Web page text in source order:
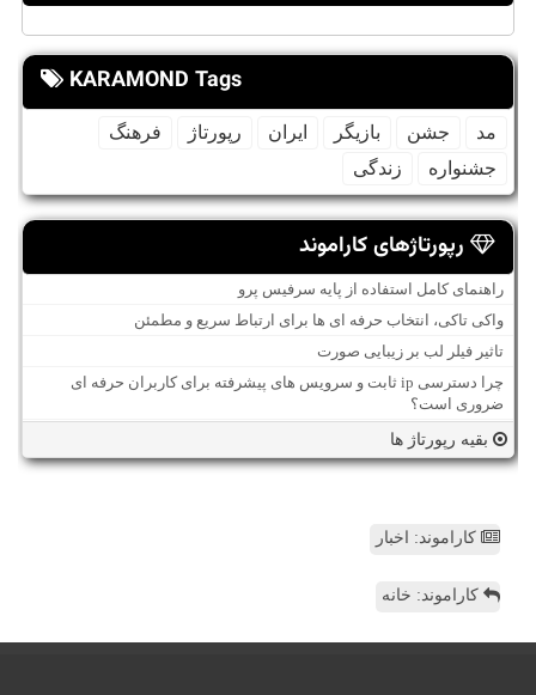
KARAMOND Tags
مد جشن بازیگر ایران رپورتاژ
فرهنگ
جشنواره
زندگی
رپورتاژهای کاراموند
راهنمای کامل استفاده از پایه سرفیس پرو
واکی تاکی، انتخاب حرفه ای ها برای ارتباط سریع و مطمئن
تاثیر فیلر لب بر زیبایی صورت
چرا دسترسی ip ثابت و سرویس های پیشرفته برای کاربران حرفه ای
ضروری است؟
بقیه رپورتاژ ها
کاراموند: اخبار
کاراموند: خانه